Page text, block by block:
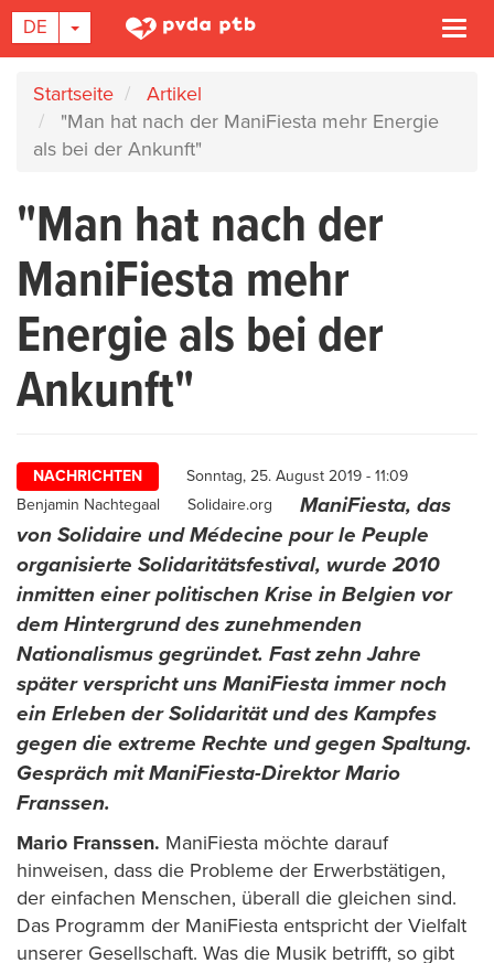
Direkt
Inhalt
DE DROPDOWN-LISTE EIN-/AUSBLENDEN
Startseite
Artikel
"Man hat nach der ManiFiesta mehr Energie
als bei der Ankunft"
"Man hat nach der
ManiFiesta mehr
Energie als bei der
Ankunft"
NACHRICHTEN
Sonntag, 25. August 2019 - 11:09
Author
Benjamin Nachtegaal Solidaire.org
ManiFiesta, das
von Solidaire und Médecine pour le Peuple
organisierte Solidaritätsfestival, wurde 2010
inmitten einer politischen Krise in Belgien vor
dem Hintergrund des zunehmenden
Nationalismus gegründet. Fast zehn Jahre
später verspricht uns ManiFiesta immer noch
ein Erleben der Solidarität und des Kampfes
gegen die extreme Rechte und gegen Spaltung.
Gespräch mit ManiFiesta-Direktor Mario
Franssen.
Mario Franssen. ManiFiesta möchte darauf
hinweisen, dass die Probleme der Erwerbstätigen,
der einfachen Menschen, überall die gleichen sind.
Das Programm der ManiFiesta entspricht der Vielfalt
unserer Gesellschaft. Was die Musik betrifft, so gibt